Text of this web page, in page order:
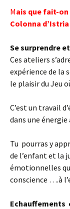
Mais que fait-
Colonna d’Istria
Se surprendre
Ces ateliers
expérience de la
le plaisir du Jeu
C’est un travail
dans une énergie
Tu pourras y
de l’enfant et la
émotionnelles
conscience ….à
Echauffements